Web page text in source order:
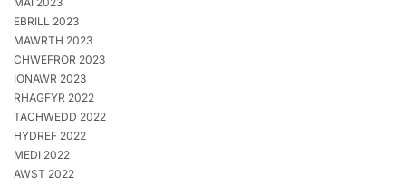
EBRILL 2023
MAWRTH 2023
CHWEFROR 2023
IONAWR 2023
RHAGFYR 2022
TACHWEDD 2022
HYDREF 2022
MEDI 2022
AWST 2022